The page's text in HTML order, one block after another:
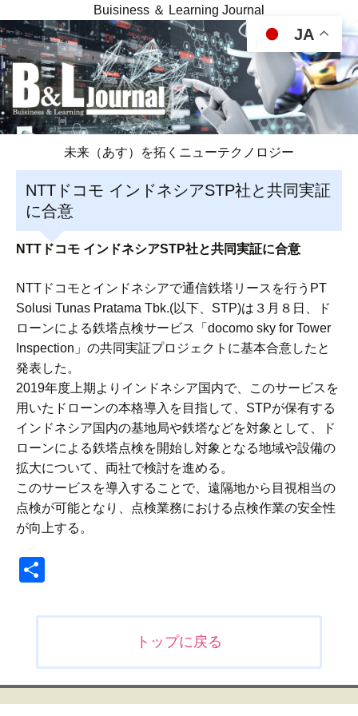
Buisiness ＆ Learning Journal
未来（あす）を拓くニューテクノロジー
NTTドコモ インドネシアSTP社と共同実証
に合意
NTTドコモ インドネシアSTP社と共同実証に合意
NTTドコモとインドネシアで通信鉄塔リースを行うPT
Solusi Tunas Pratama Tbk.(以下、STP)は３月８日、ド
ローンによる鉄塔点検サービス「docomo sky for Tower
Inspection」の共同実証プロジェクトに基本合意したと
発表した。
2019年度上期よりインドネシア国内で、このサービスを
用いたドローンの本格導入を目指して、STPが保有する
インドネシア国内の基地局や鉄塔などを対象として、ド
ローンによる鉄塔点検を開始し対象となる地域や設備の
拡大について、両社で検討を進める。
このサービスを導入することで、遠隔地から目視相当の
点検が可能となり、点検業務における点検作業の安全性
が向上する。
ビ
ゲ
トップに戻る
JA